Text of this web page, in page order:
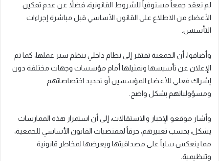
لم تعقد جمعاً مستوفياً للشروط القانونية، فضلاً عن عدم تمكين
الأعضاء من الاطلاع على القانون الأساسي قبل مباشرة إجراءات
التأسيس.
وأضافوا، أن الجمعية تفتقر إلى نظام داخلي ينظم سير عملها، كما تم
الإعلان عن تأسيسها وتمثيلها أمام مؤسسات وجهات مختلفة دون
إشراك فعلي للأعضاء المؤسسين أو تحديد اختصاصاتهم
ومسؤولياتهم بشكل واضح.
وأشار موقعو الإخبار والاستقالات، إلى أن استمرار هذه الممارسات
يشكل، بحسب تعبيرهم، خرقاً لمقتضيات القانون الأساسي للجمعية،
مما ينعكس سلباً على مصداقيتها ويعرضها لمخاطر قانونية
وتنظيمية.